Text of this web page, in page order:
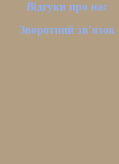
Відгуки про нас
Зворотний зв'язок